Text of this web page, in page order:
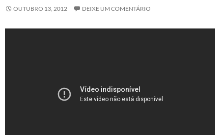
OUTUBRO 13, 2012 DEIXE UM COMENTÁRIO